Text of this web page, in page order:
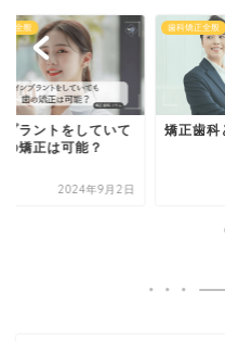
歯科矯正全般
矯正歯科とは
2023年10月16日